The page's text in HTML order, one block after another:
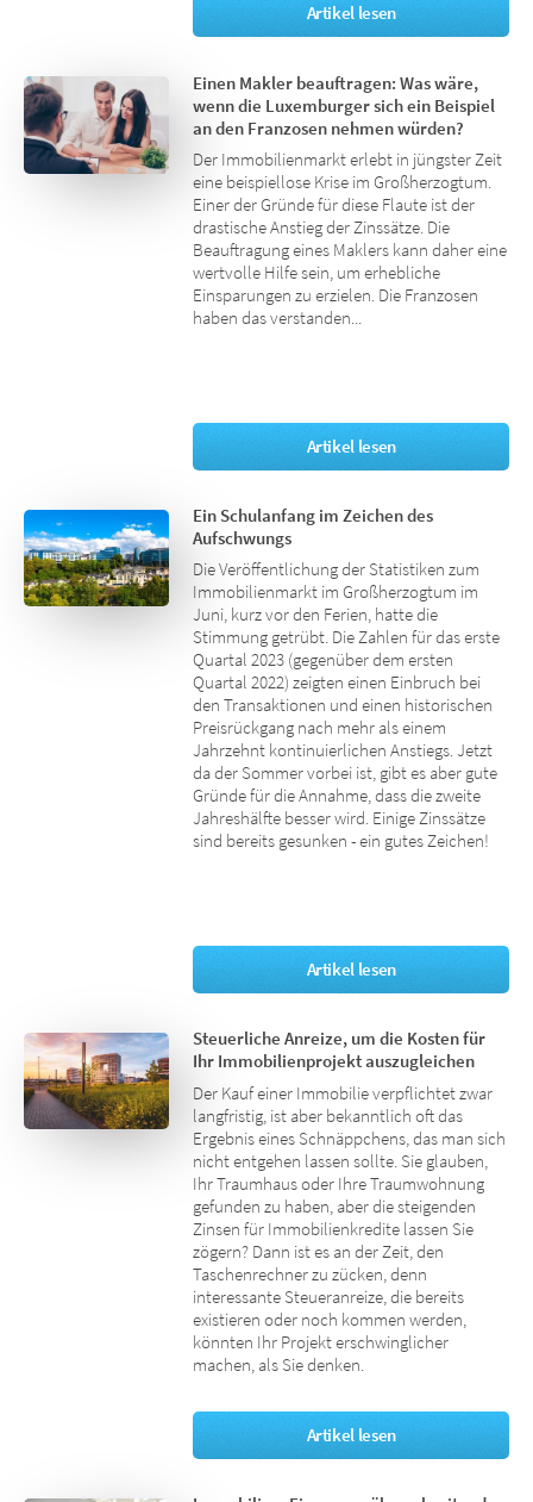
Artikel lesen
Einen Makler beauftragen: Was wäre,
wenn die Luxemburger sich ein Beispiel
an den Franzosen nehmen würden?
Der Immobilienmarkt erlebt in jüngster Zeit
eine beispiellose Krise im Großherzogtum.
Einer der Gründe für diese Flaute ist der
drastische Anstieg der Zinssätze. Die
Beauftragung eines Maklers kann daher eine
wertvolle Hilfe sein, um erhebliche
Einsparungen zu erzielen. Die Franzosen
haben das verstanden...
Artikel lesen
Ein Schulanfang im Zeichen des
Aufschwungs
Die Veröffentlichung der Statistiken zum
Immobilienmarkt im Großherzogtum im
Juni, kurz vor den Ferien, hatte die
Stimmung getrübt. Die Zahlen für das erste
Quartal 2023 (gegenüber dem ersten
Quartal 2022) zeigten einen Einbruch bei
den Transaktionen und einen historischen
Preisrückgang nach mehr als einem
Jahrzehnt kontinuierlichen Anstiegs. Jetzt
da der Sommer vorbei ist, gibt es aber gute
Gründe für die Annahme, dass die zweite
Jahreshälfte besser wird. Einige Zinssätze
sind bereits gesunken - ein gutes Zeichen!
Artikel lesen
Steuerliche Anreize, um die Kosten für
Ihr Immobilienprojekt auszugleichen
Der Kauf einer Immobilie verpflichtet zwar
langfristig, ist aber bekanntlich oft das
Ergebnis eines Schnäppchens, das man sich
nicht entgehen lassen sollte. Sie glauben,
Ihr Traumhaus oder Ihre Traumwohnung
gefunden zu haben, aber die steigenden
Zinsen für Immobilienkredite lassen Sie
zögern? Dann ist es an der Zeit, den
Taschenrechner zu zücken, denn
interessante Steueranreize, die bereits
existieren oder noch kommen werden,
könnten Ihr Projekt erschwinglicher
machen, als Sie denken.
Artikel lesen